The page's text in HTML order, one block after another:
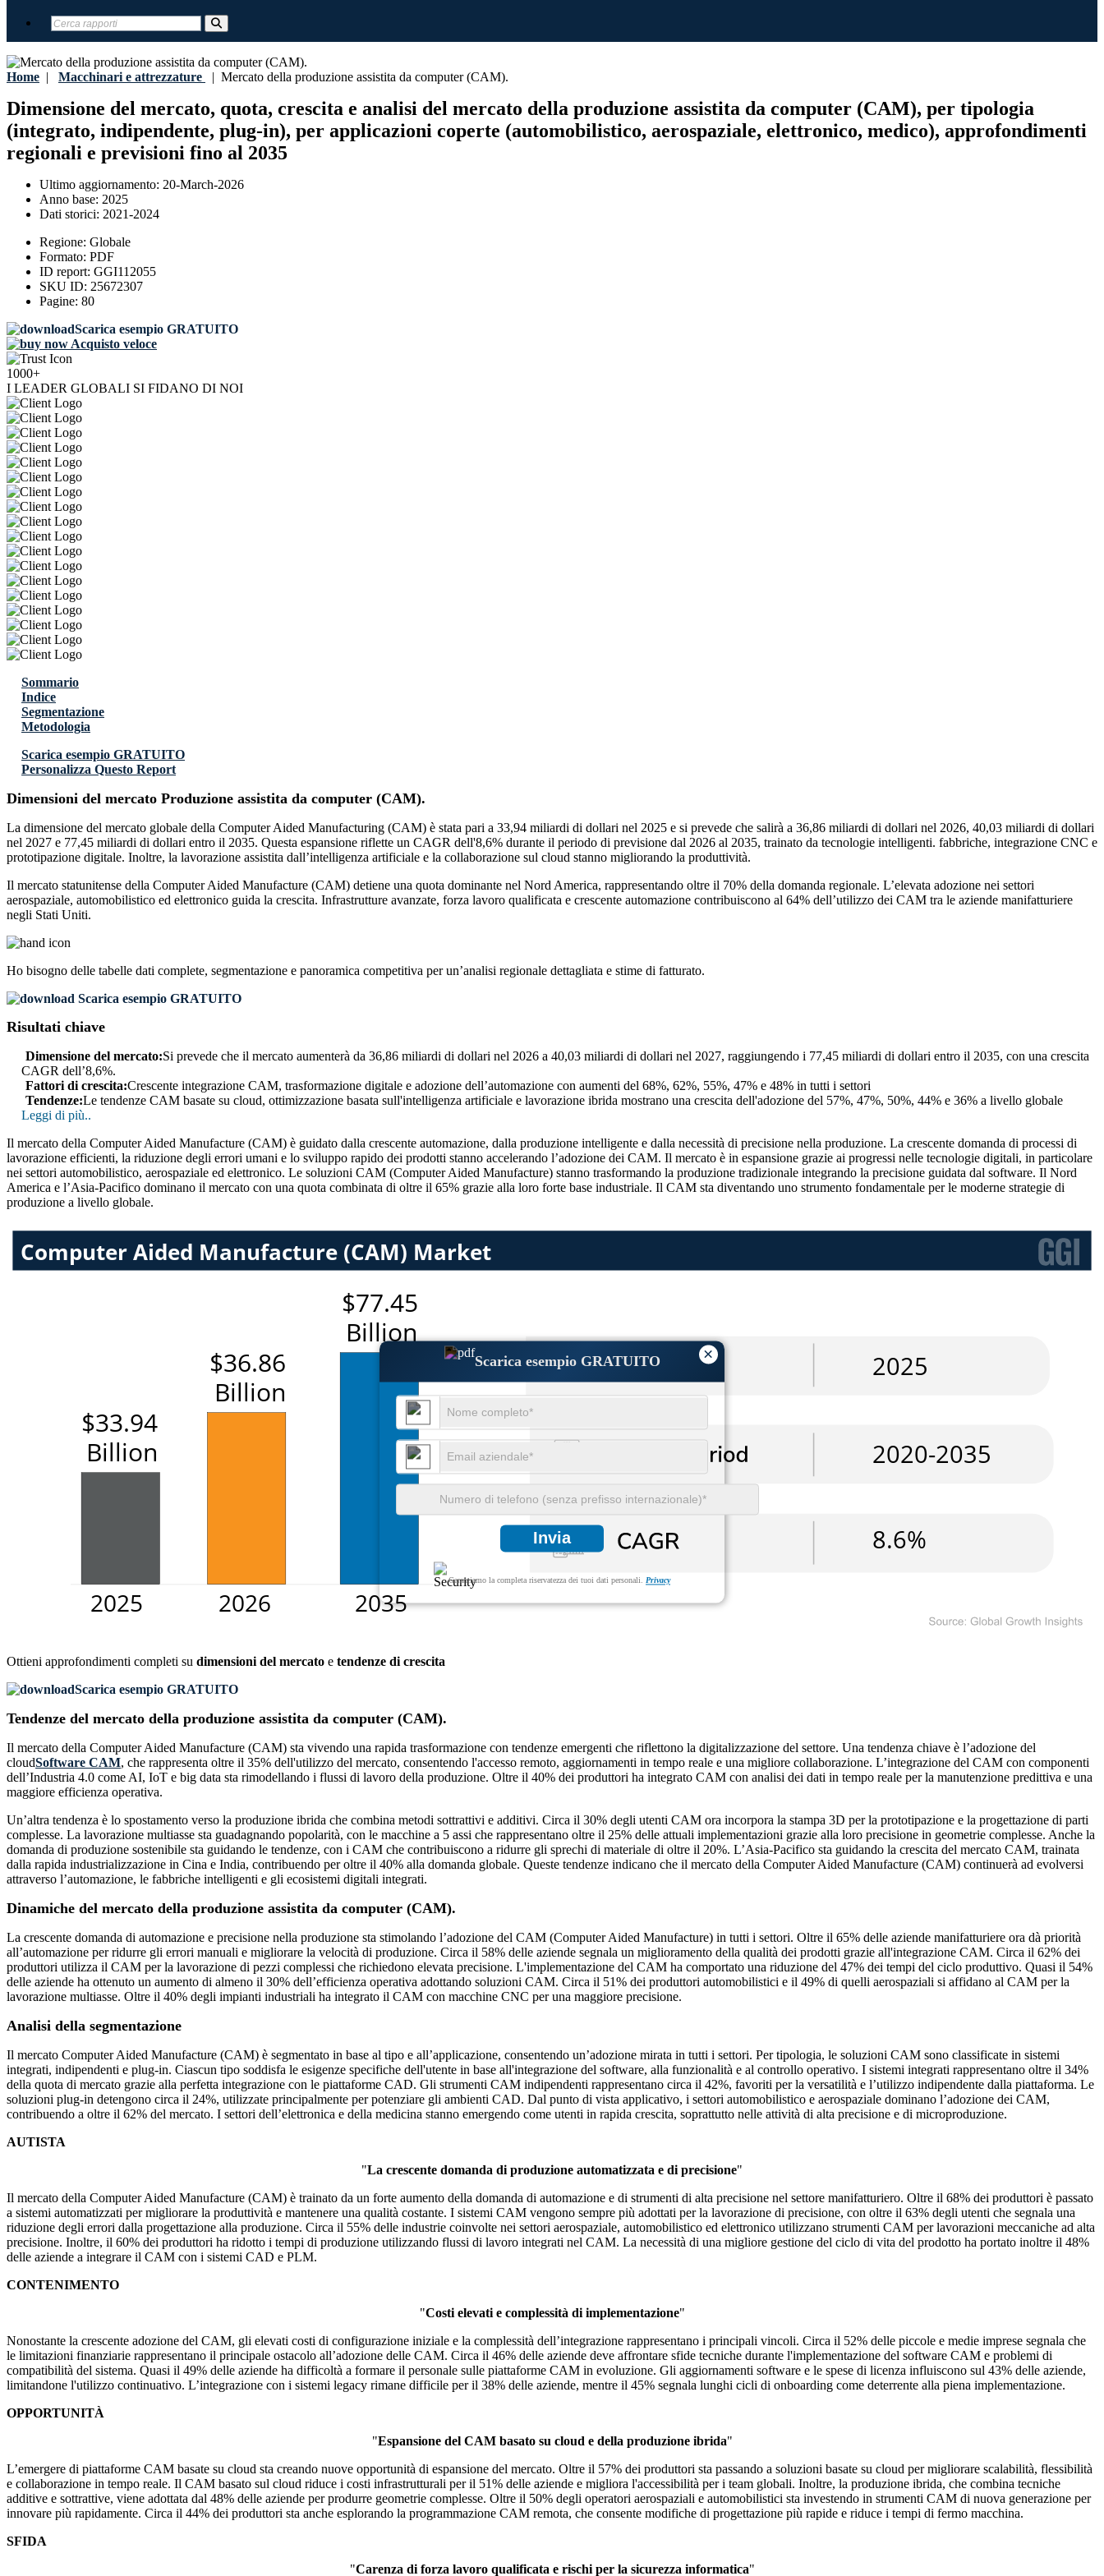
Home | Macchinari e attrezzature | Mercato della produzione assistita da computer (CAM).
Dimensione del mercato, quota, crescita e analisi del mercato della produzione assistita da computer (CAM), per tipologia
(integrato, indipendente, plug-in), per applicazioni coperte (automobilistico, aerospaziale, elettronico, medico), approfondimenti
regionali e previsioni fino al 2035
Ultimo aggiornamento: 20-March-2026
Anno base: 2025
Dati storici: 2021-2024
Regione: Globale
Formato: PDF
ID report: GGI112055
SKU ID: 25672307
Pagine: 80
Scarica esempio GRATUITO
Acquisto veloce
1000+
I LEADER GLOBALI SI FIDANO DI NOI
×
Scarica esempio GRATUITO
Invia
Garantiamo la completa riservatezza dei tuoi dati personali. Privacy
Sommario
Indice
Segmentazione
Metodologia
Scarica esempio GRATUITO
Personalizza Questo Report
Dimensioni del mercato Produzione assistita da computer (CAM).
La dimensione del mercato globale della Computer Aided Manufacturing (CAM) è stata pari a 33,94 miliardi di dollari nel 2025 e si prevede che salirà a 36,86 miliardi di dollari nel 2026, 40,03 miliardi di dollari
nel 2027 e 77,45 miliardi di dollari entro il 2035. Questa espansione riflette un CAGR dell'8,6% durante il periodo di previsione dal 2026 al 2035, trainato da tecnologie intelligenti. fabbriche, integrazione CNC e
prototipazione digitale. Inoltre, la lavorazione assistita dall’intelligenza artificiale e la collaborazione sul cloud stanno migliorando la produttività.
Il mercato statunitense della Computer Aided Manufacture (CAM) detiene una quota dominante nel Nord America, rappresentando oltre il 70% della domanda regionale. L’elevata adozione nei settori
aerospaziale, automobilistico ed elettronico guida la crescita. Infrastrutture avanzate, forza lavoro qualificata e crescente automazione contribuiscono al 64% dell’utilizzo dei CAM tra le aziende manifatturiere
negli Stati Uniti.
Ho bisogno delle tabelle dati complete, segmentazione e panoramica competitiva per un’analisi regionale dettagliata e stime di fatturato.
Scarica esempio GRATUITO
Risultati chiave
Dimensione del mercato:Si prevede che il mercato aumenterà da 36,86 miliardi di dollari nel 2026 a 40,03 miliardi di dollari nel 2027, raggiungendo i 77,45 miliardi di dollari entro il 2035, con una crescita
CAGR dell’8,6%.
Fattori di crescita:Crescente integrazione CAM, trasformazione digitale e adozione dell’automazione con aumenti del 68%, 62%, 55%, 47% e 48% in tutti i settori
Tendenze:Le tendenze CAM basate su cloud, ottimizzazione basata sull'intelligenza artificiale e lavorazione ibrida mostrano una crescita dell'adozione del 57%, 47%, 50%, 44% e 36% a livello globale
Leggi di più..
Il mercato della Computer Aided Manufacture (CAM) è guidato dalla crescente automazione, dalla produzione intelligente e dalla necessità di precisione nella produzione. La crescente domanda di processi di
lavorazione efficienti, la riduzione degli errori umani e lo sviluppo rapido dei prodotti stanno accelerando l’adozione dei CAM. Il mercato è in espansione grazie ai progressi nelle tecnologie digitali, in particolare
nei settori automobilistico, aerospaziale ed elettronico. Le soluzioni CAM (Computer Aided Manufacture) stanno trasformando la produzione tradizionale integrando la precisione guidata dal software. Il Nord
America e l’Asia-Pacifico dominano il mercato con una quota combinata di oltre il 65% grazie alla loro forte base industriale. Il CAM sta diventando uno strumento fondamentale per le moderne strategie di
produzione a livello globale.
Ottieni approfondimenti completi su dimensioni del mercato e tendenze di crescita
Scarica esempio GRATUITO
Tendenze del mercato della produzione assistita da computer (CAM).
Il mercato della Computer Aided Manufacture (CAM) sta vivendo una rapida trasformazione con tendenze emergenti che riflettono la digitalizzazione del settore. Una tendenza chiave è l’adozione del
cloudSoftware CAM, che rappresenta oltre il 35% dell'utilizzo del mercato, consentendo l'accesso remoto, aggiornamenti in tempo reale e una migliore collaborazione. L’integrazione del CAM con componenti
dell’Industria 4.0 come AI, IoT e big data sta rimodellando i flussi di lavoro della produzione. Oltre il 40% dei produttori ha integrato CAM con analisi dei dati in tempo reale per la manutenzione predittiva e una
maggiore efficienza operativa.
Un’altra tendenza è lo spostamento verso la produzione ibrida che combina metodi sottrattivi e additivi. Circa il 30% degli utenti CAM ora incorpora la stampa 3D per la prototipazione e la progettazione di parti
complesse. La lavorazione multiasse sta guadagnando popolarità, con le macchine a 5 assi che rappresentano oltre il 25% delle attuali implementazioni grazie alla loro precisione in geometrie complesse. Anche la
domanda di produzione sostenibile sta guidando le tendenze, con i CAM che contribuiscono a ridurre gli sprechi di materiale di oltre il 20%. L’Asia-Pacifico sta guidando la crescita del mercato CAM, trainata
dalla rapida industrializzazione in Cina e India, contribuendo per oltre il 40% alla domanda globale. Queste tendenze indicano che il mercato della Computer Aided Manufacture (CAM) continuerà ad evolversi
attraverso l’automazione, le fabbriche intelligenti e gli ecosistemi digitali integrati.
Dinamiche del mercato della produzione assistita da computer (CAM).
La crescente domanda di automazione e precisione nella produzione sta stimolando l’adozione del CAM (Computer Aided Manufacture) in tutti i settori. Oltre il 65% delle aziende manifatturiere ora dà priorità
all’automazione per ridurre gli errori manuali e migliorare la velocità di produzione. Circa il 58% delle aziende segnala un miglioramento della qualità dei prodotti grazie all'integrazione CAM. Circa il 62% dei
produttori utilizza il CAM per la lavorazione di pezzi complessi che richiedono elevata precisione. L'implementazione del CAM ha comportato una riduzione del 47% dei tempi del ciclo produttivo. Quasi il 54%
delle aziende ha ottenuto un aumento di almeno il 30% dell’efficienza operativa adottando soluzioni CAM. Circa il 51% dei produttori automobilistici e il 49% di quelli aerospaziali si affidano al CAM per la
lavorazione multiasse. Oltre il 40% degli impianti industriali ha integrato il CAM con macchine CNC per una maggiore precisione.
Analisi della segmentazione
Il mercato Computer Aided Manufacture (CAM) è segmentato in base al tipo e all’applicazione, consentendo un’adozione mirata in tutti i settori. Per tipologia, le soluzioni CAM sono classificate in sistemi
integrati, indipendenti e plug-in. Ciascun tipo soddisfa le esigenze specifiche dell'utente in base all'integrazione del software, alla funzionalità e al controllo operativo. I sistemi integrati rappresentano oltre il 34%
della quota di mercato grazie alla perfetta integrazione con le piattaforme CAD. Gli strumenti CAM indipendenti rappresentano circa il 42%, favoriti per la versatilità e l’utilizzo indipendente dalla piattaforma. Le
soluzioni plug-in detengono circa il 24%, utilizzate principalmente per potenziare gli ambienti CAD. Dal punto di vista applicativo, i settori automobilistico e aerospaziale dominano l’adozione dei CAM,
contribuendo a oltre il 62% del mercato. I settori dell’elettronica e della medicina stanno emergendo come utenti in rapida crescita, soprattutto nelle attività di alta precisione e di microproduzione.
AUTISTA
"La crescente domanda di produzione automatizzata e di precisione"
Il mercato della Computer Aided Manufacture (CAM) è trainato da un forte aumento della domanda di automazione e di strumenti di alta precisione nel settore manifatturiero. Oltre il 68% dei produttori è passato
a sistemi automatizzati per migliorare la produttività e mantenere una qualità costante. I sistemi CAM vengono sempre più adottati per la lavorazione di precisione, con oltre il 63% degli utenti che segnala una
riduzione degli errori dalla progettazione alla produzione. Circa il 55% delle industrie coinvolte nei settori aerospaziale, automobilistico ed elettronico utilizzano strumenti CAM per lavorazioni meccaniche ad alta
precisione. Inoltre, il 60% dei produttori ha ridotto i tempi di produzione utilizzando flussi di lavoro integrati nel CAM. La necessità di una migliore gestione del ciclo di vita del prodotto ha portato inoltre il 48%
delle aziende a integrare il CAM con i sistemi CAD e PLM.
CONTENIMENTO
"Costi elevati e complessità di implementazione"
Nonostante la crescente adozione del CAM, gli elevati costi di configurazione iniziale e la complessità dell’integrazione rappresentano i principali vincoli. Circa il 52% delle piccole e medie imprese segnala che
le limitazioni finanziarie rappresentano il principale ostacolo all’adozione delle CAM. Circa il 46% delle aziende deve affrontare sfide tecniche durante l'implementazione del software CAM e problemi di
compatibilità del sistema. Quasi il 49% delle aziende ha difficoltà a formare il personale sulle piattaforme CAM in evoluzione. Gli aggiornamenti software e le spese di licenza influiscono sul 43% delle aziende,
limitandone l'utilizzo continuativo. L’integrazione con i sistemi legacy rimane difficile per il 38% delle aziende, mentre il 45% segnala lunghi cicli di onboarding come deterrente alla piena implementazione.
OPPORTUNITÀ
"Espansione del CAM basato su cloud e della produzione ibrida"
L’emergere di piattaforme CAM basate su cloud sta creando nuove opportunità di espansione del mercato. Oltre il 57% dei produttori sta passando a soluzioni basate su cloud per migliorare scalabilità, flessibilità
e collaborazione in tempo reale. Il CAM basato sul cloud riduce i costi infrastrutturali per il 51% delle aziende e migliora l'accessibilità per i team globali. Inoltre, la produzione ibrida, che combina tecniche
additive e sottrattive, viene adottata dal 48% delle aziende per produrre geometrie complesse. Oltre il 50% degli operatori aerospaziali e automobilistici sta investendo in strumenti CAM di nuova generazione per
innovare più rapidamente. Circa il 44% dei produttori sta anche esplorando la programmazione CAM remota, che consente modifiche di progettazione più rapide e riduce i tempi di fermo macchina.
SFIDA
"Carenza di forza lavoro qualificata e rischi per la sicurezza informatica"